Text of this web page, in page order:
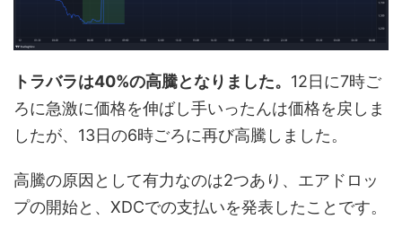
トラバラは40%の高騰となりました。 12日に7時ご
ろに急激に価格を伸ばし手いったんは価格を戻しま
したが、13日の6時ごろに再び高騰しました。
高騰の原因として有力なのは2つあり、エアドロッ
プの開始と、XDCでの支払いを発表したことです。